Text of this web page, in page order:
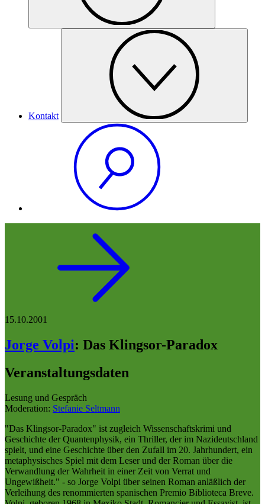
Kontakt
15.10.2001
Jorge Volpi: Das Klingsor-Paradox
Veranstaltungsdaten
Lesung und Gespräch
Moderation: Stefanie Seltmann
"Das Klingsor-Paradox" ist zugleich Wissenschaftskrimi und
Geschichte der Quantenphysik, ein Thriller, der im Nazideutschland
spielt, und eine Geschichte über den Zufall im 20. Jahrhundert, ein
metaphysisches Spiel mit dem Leser und der Roman über die
Verwandlung der Wahrheit in einer Zeit von Verrat und
Ungewißheit." - so Jorge Volpi über seinen Roman anläßlich der
Verleihung des renommierten spanischen Premio Biblioteca Breve.